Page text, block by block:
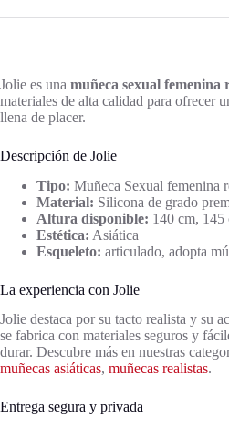
Jolie es una muñeca sexual femenina
materiales de alta calidad para ofrecer
llena de placer.
Descripción de Jolie
Tipo: Muñeca Sexual femenina
Material: Silicona de grado
Altura disponible: 140 cm, 145
Estética: Asiática
Esqueleto: articulado, adopta
La experiencia con Jolie
Jolie destaca por su tacto realista y su
se fabrica con materiales seguros y
durar. Descubre más en nuestras
muñecas asiáticas, muñecas realistas.
Entrega segura y privada